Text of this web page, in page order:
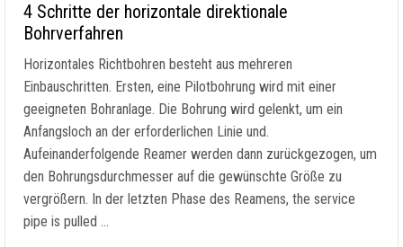
4 Schritte der horizontale direktionale
Bohrverfahren
Horizontales Richtbohren besteht aus mehreren
Einbauschritten. Ersten, eine Pilotbohrung wird mit einer
geeigneten Bohranlage. Die Bohrung wird gelenkt, um ein
Anfangsloch an der erforderlichen Linie und.
Aufeinanderfolgende Reamer werden dann zurückgezogen, um
den Bohrungsdurchmesser auf die gewünschte Größe zu
vergrößern. In der letzten Phase des Reamens, the service
pipe is pulled …